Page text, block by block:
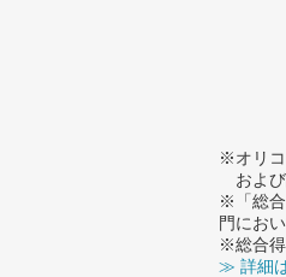
※オリコ
および
※「総合
門にお
※総合得
≫ 詳細